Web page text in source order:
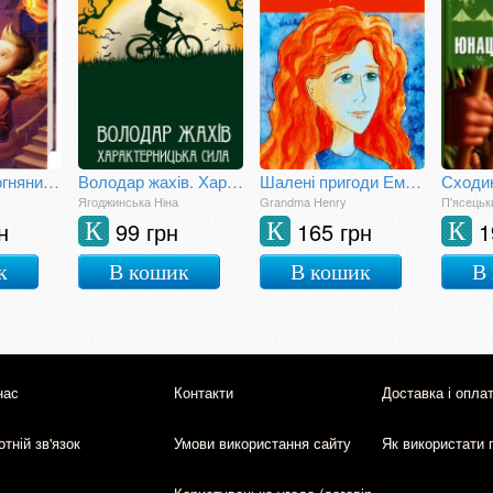
Гімназист і Вогняний Змій Володар жахів. Характерницька сила.
Ягоджинська Ніна
99 грн
К
В кошик
Шалені пригоди Емми, або Як помирають веснянки
Grandma Henry
165 грн
К
В кошик
К
В
Контакти Доставка і
зв'язок Умови використання сайту Як використати